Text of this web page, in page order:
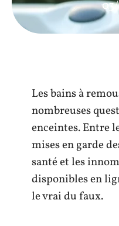
Les bains à
nombreuses
enceintes. Entre
mises en garde
santé et les
disponibles en
le vrai du faux.